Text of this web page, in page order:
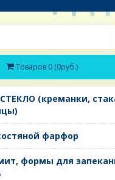
Товаров 0 (0руб.)
(креманки,
фарфор
формы для